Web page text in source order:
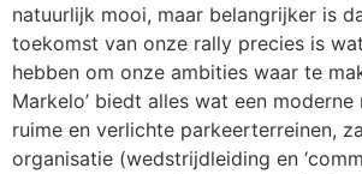
natuurlijk mooi, maar belangrijker is
toekomst van onze rally precies is
hebben om onze ambities waar te
Markelo’ biedt alles wat een
ruime en verlichte parkeerterreinen,
organisatie (wedstrijdleiding en